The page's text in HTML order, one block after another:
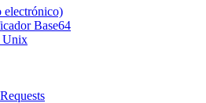
electrónico)
Base64
Unix